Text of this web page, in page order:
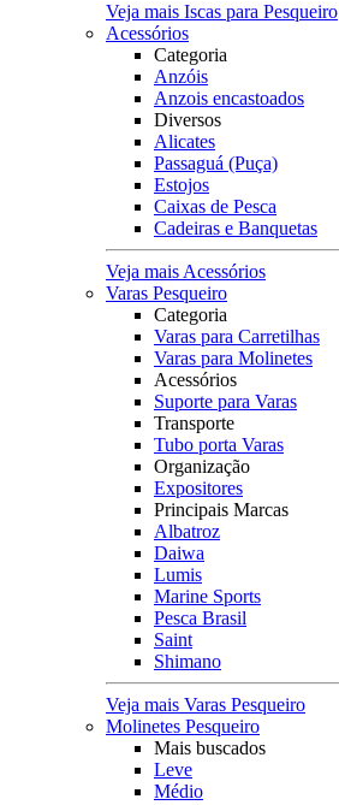
Veja mais Iscas para Pesqueiro
Acessórios
Categoria
Anzóis
Anzois encastoados
Diversos
Alicates
Passaguá (Puça)
Estojos
Caixas de Pesca
Cadeiras e Banquetas
Veja mais Acessórios
Varas Pesqueiro
Categoria
Varas para Carretilhas
Varas para Molinetes
Acessórios
Suporte para Varas
Transporte
Tubo porta Varas
Organização
Expositores
Principais Marcas
Albatroz
Daiwa
Lumis
Marine Sports
Pesca Brasil
Saint
Shimano
Veja mais Varas Pesqueiro
Molinetes Pesqueiro
Mais buscados
Leve
Médio